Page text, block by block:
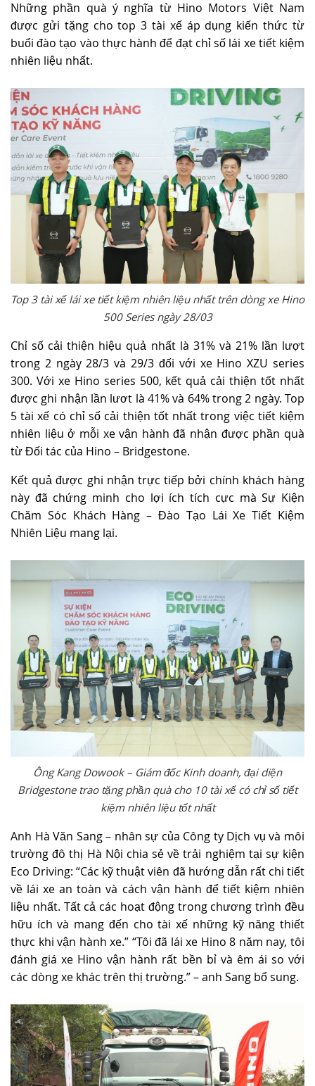
Những phần quà ý nghĩa từ Hino Motors Việt Nam
được gửi tặng cho top 3 tài xế áp dụng kiến thức từ
buổi đào tạo vào thực hành để đạt chỉ số lái xe tiết kiệm
nhiên liệu nhất.
Top 3 tài xế lái xe tiết kiệm nhiên liệu nhất trên dòng xe Hino
500 Series ngày 28/03
Chỉ số cải thiện hiệu quả nhất là 31% và 21% lần lượt
trong 2 ngày 28/3 và 29/3 đối với xe Hino XZU series
300. Với xe Hino series 500, kết quả cải thiện tốt nhất
được ghi nhận lần lươt là 41% và 64% trong 2 ngày. Top
5 tài xế có chỉ số cải thiện tốt nhất trong việc tiết kiệm
nhiên liệu ở mỗi xe vận hành đã nhận được phần quà
từ Đối tác của Hino – Bridgestone.
Kết quả được ghi nhận trực tiếp bởi chính khách hàng
này đã chứng minh cho lợi ích tích cực mà Sự Kiện
Chăm Sóc Khách Hàng – Đào Tạo Lái Xe Tiết Kiệm
Nhiên Liệu mang lại.
Ông Kang Dowook – Giám đốc Kinh doanh, đại diện
Bridgestone trao tặng phần quà cho 10 tài xế có chỉ số tiết
kiệm nhiên liệu tốt nhất
Anh Hà Văn Sang – nhân sự của Công ty Dịch vụ và môi
trường đô thị Hà Nội chia sẻ về trải nghiệm tại sự kiện
Eco Driving: “Các kỹ thuật viên đã hướng dẫn rất chi tiết
về lái xe an toàn và cách vận hành để tiết kiệm nhiên
liệu nhất. Tất cả các hoạt động trong chương trình đều
hữu ích và mang đến cho tài xế những kỹ năng thiết
thực khi vận hành xe.” “Tôi đã lái xe Hino 8 năm nay, tôi
đánh giá xe Hino vận hành rất bền bỉ và êm ái so với
các dòng xe khác trên thị trường.” – anh Sang bổ sung.